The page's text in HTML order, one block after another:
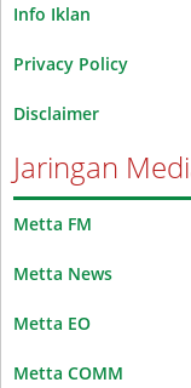
Info Iklan
Privacy Policy
Disclaimer
Jaringan
Metta FM
Metta News
Metta EO
Metta COMM